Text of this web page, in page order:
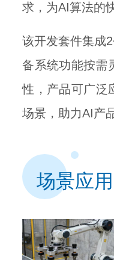
求，为AI算法的
该开发套件集成
备系统功能按需
性，产品可广泛
场景，助力AI产
场景应用